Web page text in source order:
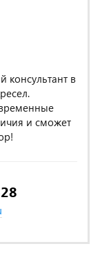
консультант в
и сможет